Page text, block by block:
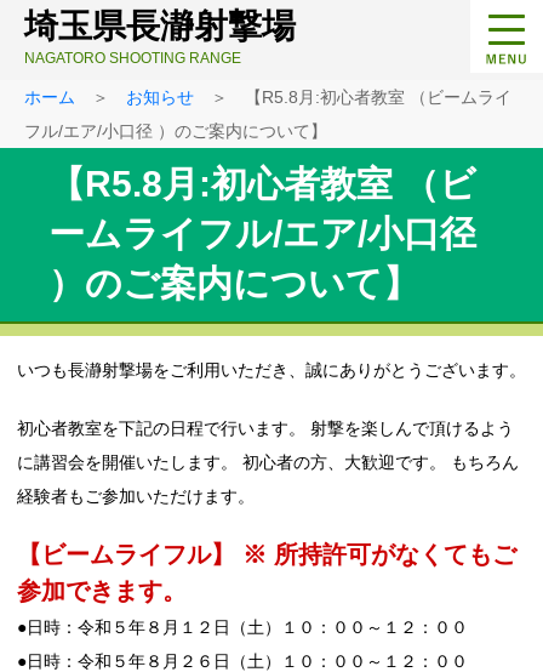
埼玉県長瀞射撃場
NAGATORO SHOOTING RANGE
ホーム ＞ お知らせ ＞ 【R5.8月:初心者教室 （ビームライ
フル/エア/小口径 ）のご案内について】
【R5.8月:初心者教室 （ビ
ームライフル/エア/小口径
）のご案内について】
いつも長瀞射撃場をご利用いただき、誠にありがとうございます。
初心者教室を下記の日程で行います。 射撃を楽しんで頂けるよう
に講習会を開催いたします。 初心者の方、大歓迎です。 もちろん
経験者もご参加いただけます。
【ビームライフル】 ※ 所持許可がなくてもご
参加できます。
●日時：令和５年８月１２日（土）１０：００～１２：００
●日時：令和５年８月２６日（土）１０：００～１２：００